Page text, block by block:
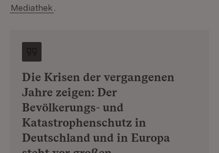
Mediathek
Die Krisen der vergangenen
Jahre zeigen: Der
Bevölkerungs- und
Katastrophenschutz in
Deutschland und in Europa